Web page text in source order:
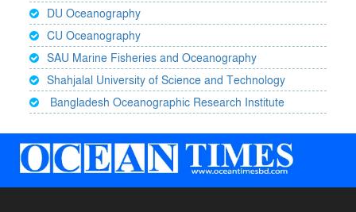
DU Oceanography
CU Oceanography
SAU Marine Fisheries and Oceanography
Shahjalal University of Science and Technology
Bangladesh Oceanographic Research Institute